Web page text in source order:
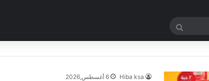
بحث
Hiba ksa 6 أغسطس,2026